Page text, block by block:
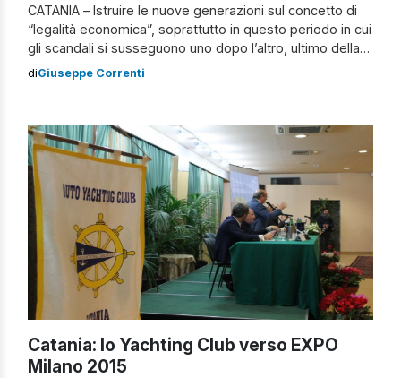
CATANIA – Istruire le nuove generazioni sul concetto di
“legalità economica”, soprattutto in questo periodo in cui
gli scandali si susseguono uno dopo l’altro, ultimo della
lista il “caso Helg”, è di fondamentale importanza per
Comprensivo Statale “Pitagora”, […]
diGiuseppe Correnti
Catania: lo Yachting Club verso EXPO
Milano 2015